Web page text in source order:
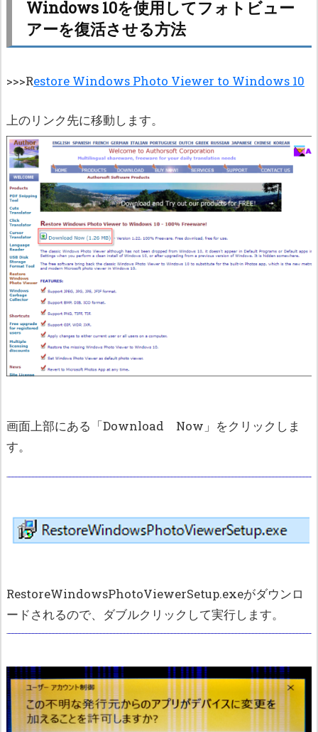
Windows 10を使用してフォトビュー
アーを復活させる方法
>>>Restore Windows Photo Viewer to Windows 10
上のリンク先に移動します。
画面上部にある「Download Now」をクリックしま
す。
RestoreWindowsPhotoViewerSetup.exeがダウンロ
ードされるので、ダブルクリックして実行します。